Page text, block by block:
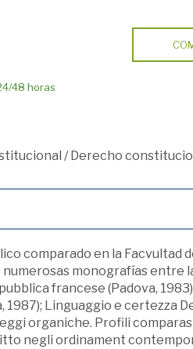
48 horas
/ Derecho
comparado en la Facvultad
monografías entre
francese (Padova,
Linguaggio e certezza
organiche. Profili
negli ordinament